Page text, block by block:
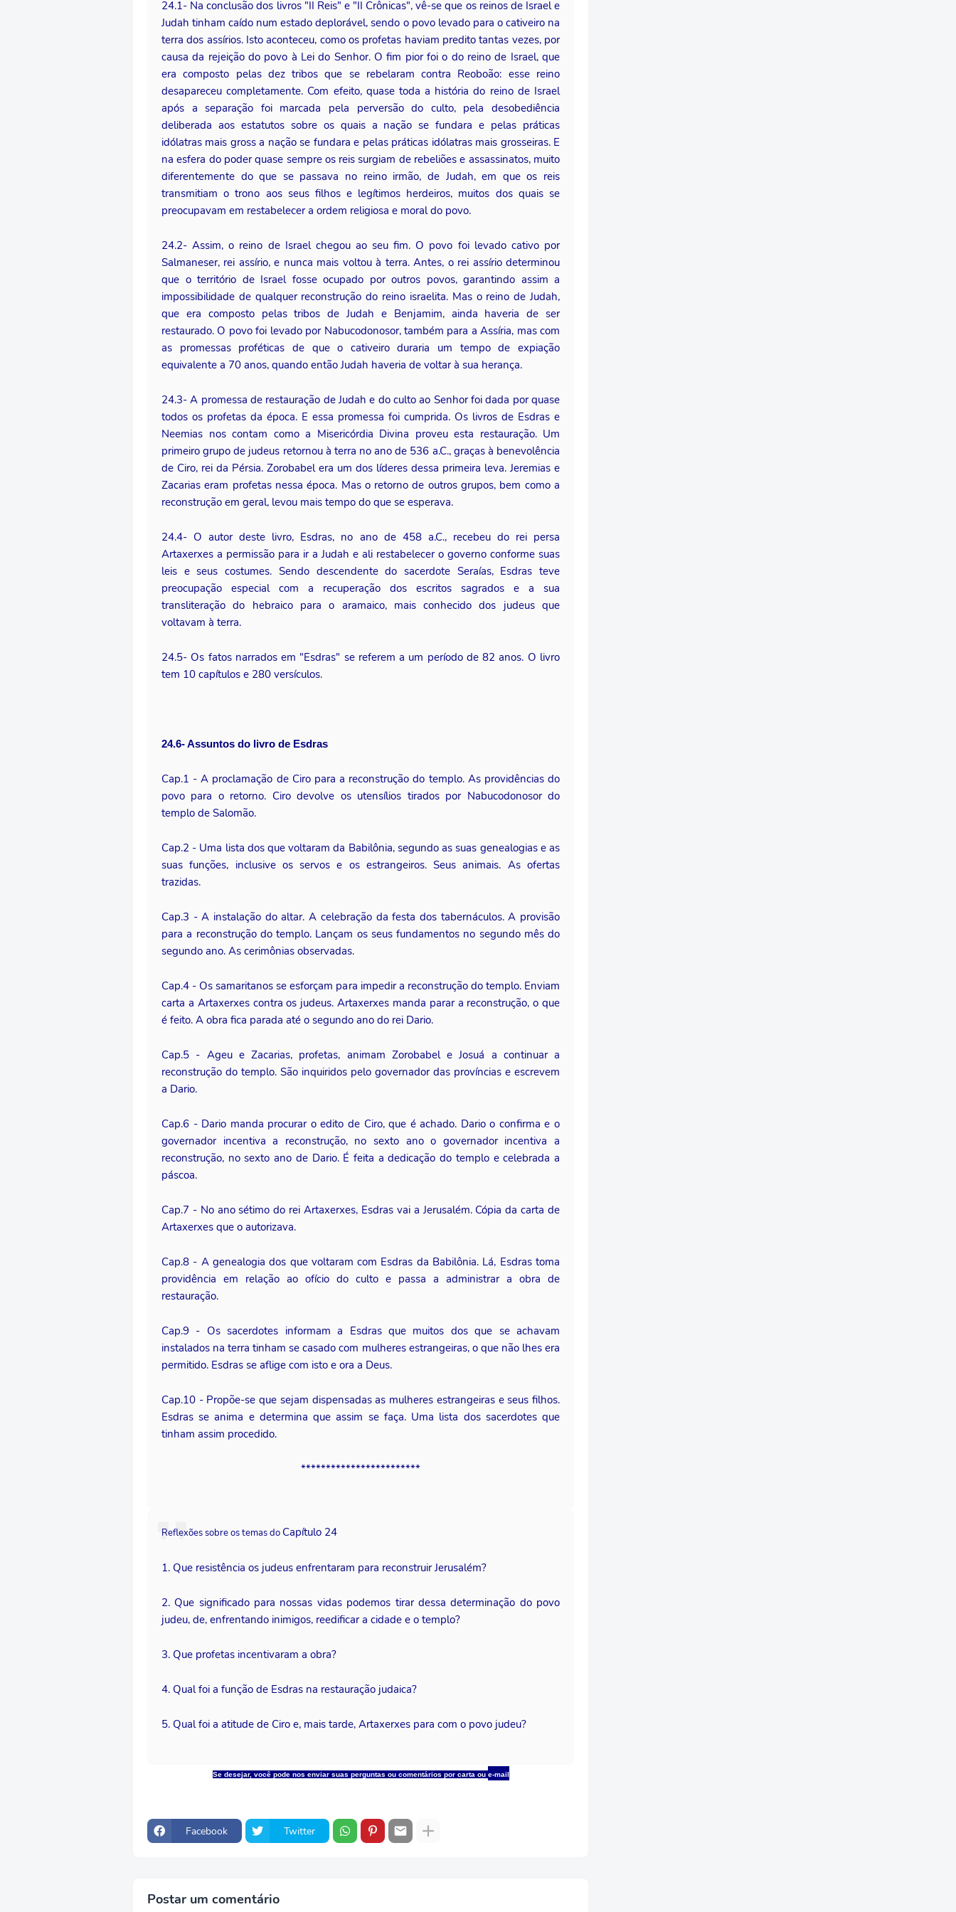
24.1- Na conclusão dos livros "II Reis" e "II Crônicas", vê-se que os reinos de Israel e
Judah tinham caído num estado deplorável, sendo o povo levado para o cativeiro na
terra dos assírios. Isto aconteceu, como os profetas haviam predito tantas vezes, por
causa da rejeição do povo à Lei do Senhor. O fim pior foi o do reino de Israel, que
era composto pelas dez tribos que se rebelaram contra Reoboão: esse reino
desapareceu completamente. Com efeito, quase toda a história do reino de Israel
após a separação foi marcada pela perversão do culto, pela desobediência
deliberada aos estatutos sobre os quais a nação se fundara e pelas práticas
idólatras mais gross a nação se fundara e pelas práticas idólatras mais grosseiras. E
na esfera do poder quase sempre os reis surgiam de rebeliões e assassinatos, muito
diferentemente do que se passava no reino irmão, de Judah, em que os reis
transmitiam o trono aos seus filhos e legítimos herdeiros, muitos dos quais se
preocupavam em restabelecer a ordem religiosa e moral do povo.
24.2- Assim, o reino de Israel chegou ao seu fim. O povo foi levado cativo por
Salmaneser, rei assírio, e nunca mais voltou à terra. Antes, o rei assírio determinou
que o território de Israel fosse ocupado por outros povos, garantindo assim a
impossibilidade de qualquer reconstrução do reino israelita. Mas o reino de Judah,
que era composto pelas tribos de Judah e Benjamim, ainda haveria de ser
restaurado. O povo foi levado por Nabucodonosor, também para a Assíria, mas com
as promessas proféticas de que o cativeiro duraria um tempo de expiação
equivalente a 70 anos, quando então Judah haveria de voltar à sua herança.
24.3- A promessa de restauração de Judah e do culto ao Senhor foi dada por quase
todos os profetas da época. E essa promessa foi cumprida. Os livros de Esdras e
Neemias nos contam como a Misericórdia Divina proveu esta restauração. Um
primeiro grupo de judeus retornou à terra no ano de 536 a.C., graças à benevolência
de Ciro, rei da Pérsia. Zorobabel era um dos líderes dessa primeira leva. Jeremias e
Zacarias eram profetas nessa época. Mas o retorno de outros grupos, bem como a
reconstrução em geral, levou mais tempo do que se esperava.
24.4- O autor deste livro, Esdras, no ano de 458 a.C., recebeu do rei persa
Artaxerxes a permissão para ir a Judah e ali restabelecer o governo conforme suas
leis e seus costumes. Sendo descendente do sacerdote Seraías, Esdras teve
preocupação especial com a recuperação dos escritos sagrados e a sua
transliteração do hebraico para o aramaico, mais conhecido dos judeus que
voltavam à terra.
24.5- Os fatos narrados em "Esdras" se referem a um período de 82 anos. O livro
tem 10 capítulos e 280 versículos.
24.6- Assuntos do livro de Esdras
Cap.1 - A proclamação de Ciro para a reconstrução do templo. As providências do
povo para o retorno. Ciro devolve os utensílios tirados por Nabucodonosor do
templo de Salomão.
Cap.2 - Uma lista dos que voltaram da Babilônia, segundo as suas genealogias e as
suas funções, inclusive os servos e os estrangeiros. Seus animais. As ofertas
trazidas.
Cap.3 - A instalação do altar. A celebração da festa dos tabernáculos. A provisão
para a reconstrução do templo. Lançam os seus fundamentos no segundo mês do
segundo ano. As cerimônias observadas.
Cap.4 - Os samaritanos se esforçam para impedir a reconstrução do templo. Enviam
carta a Artaxerxes contra os judeus. Artaxerxes manda parar a reconstrução, o que
é feito. A obra fica parada até o segundo ano do rei Dario.
Cap.5 - Ageu e Zacarias, profetas, animam Zorobabel e Josuá a continuar a
reconstrução do templo. São inquiridos pelo governador das províncias e escrevem
a Dario.
Cap.6 - Dario manda procurar o edito de Ciro, que é achado. Dario o confirma e o
governador incentiva a reconstrução, no sexto ano o governador incentiva a
reconstrução, no sexto ano de Dario. É feita a dedicação do templo e celebrada a
páscoa.
Cap.7 - No ano sétimo do rei Artaxerxes, Esdras vai a Jerusalém. Cópia da carta de
Artaxerxes que o autorizava.
Cap.8 - A genealogia dos que voltaram com Esdras da Babilônia. Lá, Esdras toma
providência em relação ao ofício do culto e passa a administrar a obra de
restauração.
Cap.9 - Os sacerdotes informam a Esdras que muitos dos que se achavam
instalados na terra tinham se casado com mulheres estrangeiras, o que não lhes era
permitido. Esdras se aflige com isto e ora a Deus.
Cap.10 - Propõe-se que sejam dispensadas as mulheres estrangeiras e seus filhos.
Esdras se anima e determina que assim se faça. Uma lista dos sacerdotes que
tinham assim procedido.
************************
Reflexões sobre os temas do Capítulo 24
1. Que resistência os judeus enfrentaram para reconstruir Jerusalém?
2. Que significado para nossas vidas podemos tirar dessa determinação do povo
judeu, de, enfrentando inimigos, reedificar a cidade e o templo?
3. Que profetas incentivaram a obra?
4. Qual foi a função de Esdras na restauração judaica?
5. Qual foi a atitude de Ciro e, mais tarde, Artaxerxes para com o povo judeu?
Se desejar, você pode nos enviar suas perguntas ou comentários por carta ou e-mail
Facebook Twitter
Postar um comentário